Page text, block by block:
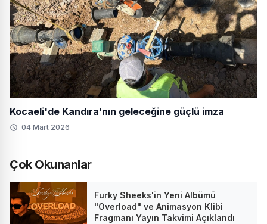
Kocaeli'de Kandıra’nın geleceğine güçlü imza
04 Mart 2026
Çok Okunanlar
Furky Sheeks'in Yeni Albümü
"Overload" ve Animasyon Klibi
Fragmanı Yayın Takvimi Açıklandı